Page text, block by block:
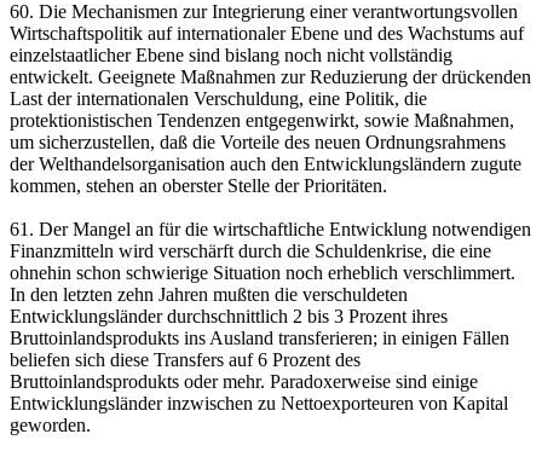
60. Die Mechanismen zur Integrierung einer verantwortungsvollen
Wirtschaftspolitik auf internationaler Ebene und des Wachstums auf
einzelstaatlicher Ebene sind bislang noch nicht vollständig
entwickelt. Geeignete Maßnahmen zur Reduzierung der drückenden
Last der internationalen Verschuldung, eine Politik, die
protektionistischen Tendenzen entgegenwirkt, sowie Maßnahmen,
um sicherzustellen, daß die Vorteile des neuen Ordnungsrahmens
der Welthandelsorganisation auch den Entwicklungsländern zugute
kommen, stehen an oberster Stelle der Prioritäten.
61. Der Mangel an für die wirtschaftliche Entwicklung notwendigen
Finanzmitteln wird verschärft durch die Schuldenkrise, die eine
ohnehin schon schwierige Situation noch erheblich verschlimmert.
In den letzten zehn Jahren mußten die verschuldeten
Entwicklungsländer durchschnittlich 2 bis 3 Prozent ihres
Bruttoinlandsprodukts ins Ausland transferieren; in einigen Fällen
beliefen sich diese Transfers auf 6 Prozent des
Bruttoinlandsprodukts oder mehr. Paradoxerweise sind einige
Entwicklungsländer inzwischen zu Nettoexporteuren von Kapital
geworden.